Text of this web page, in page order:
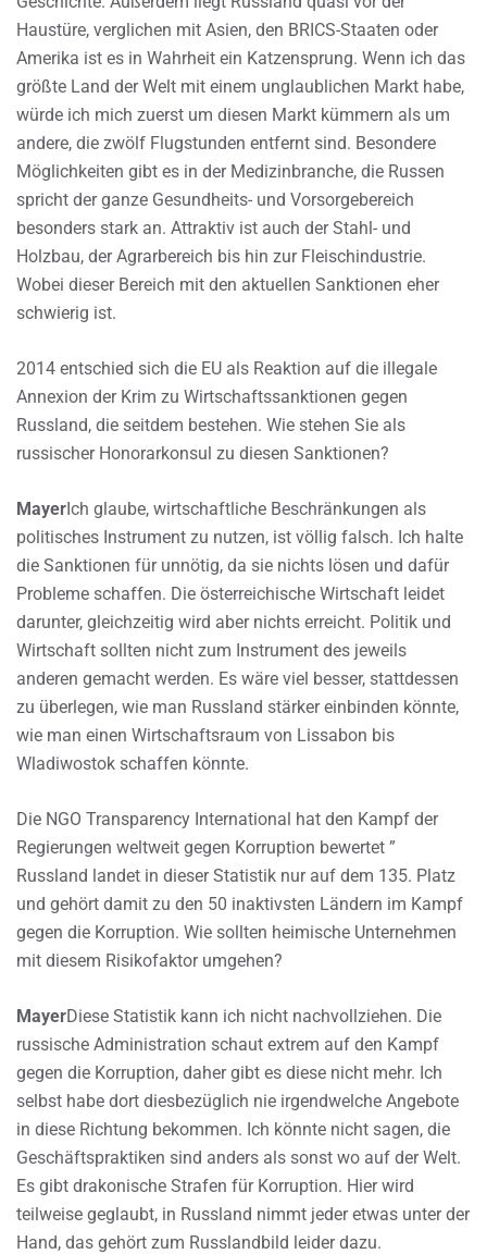
Haustüre, verglichen mit Asien, den BRICS-Staaten oder
Amerika ist es in Wahrheit ein Katzensprung. Wenn ich das
größte Land der Welt mit einem unglaublichen Markt habe,
würde ich mich zuerst um diesen Markt kümmern als um
andere, die zwölf Flugstunden entfernt sind. Besondere
Möglichkeiten gibt es in der Medizinbranche, die Russen
spricht der ganze Gesundheits- und Vorsorgebereich
besonders stark an. Attraktiv ist auch der Stahl- und
Holzbau, der Agrarbereich bis hin zur Fleischindustrie.
Wobei dieser Bereich mit den aktuellen Sanktionen eher
schwierig ist.
2014 entschied sich die EU als Reaktion auf die illegale
Annexion der Krim zu Wirtschaftssanktionen gegen
Russland, die seitdem bestehen. Wie stehen Sie als
russischer Honorarkonsul zu diesen Sanktionen?
MayerIch glaube, wirtschaftliche Beschränkungen als
politisches Instrument zu nutzen, ist völlig falsch. Ich halte
die Sanktionen für unnötig, da sie nichts lösen und dafür
Probleme schaffen. Die österreichische Wirtschaft leidet
darunter, gleichzeitig wird aber nichts erreicht. Politik und
Wirtschaft sollten nicht zum Instrument des jeweils
anderen gemacht werden. Es wäre viel besser, stattdessen
zu überlegen, wie man Russland stärker einbinden könnte,
wie man einen Wirtschaftsraum von Lissabon bis
Wladiwostok schaffen könnte.
Die NGO Transparency International hat den Kampf der
Regierungen weltweit gegen Korruption bewertet ”
Russland landet in dieser Statistik nur auf dem 135. Platz
und gehört damit zu den 50 inaktivsten Ländern im Kampf
gegen die Korruption. Wie sollten heimische Unternehmen
mit diesem Risikofaktor umgehen?
MayerDiese Statistik kann ich nicht nachvollziehen. Die
russische Administration schaut extrem auf den Kampf
gegen die Korruption, daher gibt es diese nicht mehr. Ich
selbst habe dort diesbezüglich nie irgendwelche Angebote
in diese Richtung bekommen. Ich könnte nicht sagen, die
Geschäftspraktiken sind anders als sonst wo auf der Welt.
Es gibt drakonische Strafen für Korruption. Hier wird
teilweise geglaubt, in Russland nimmt jeder etwas unter der
Hand, das gehört zum Russlandbild leider dazu.